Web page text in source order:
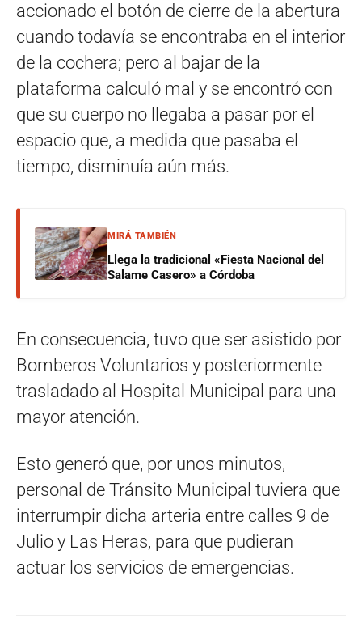
accionado el botón de cierre de la abertura
cuando todavía se encontraba en el interior
de la cochera; pero al bajar de la
plataforma calculó mal y se encontró con
que su cuerpo no llegaba a pasar por el
espacio que, a medida que pasaba el
tiempo, disminuía aún más.
MIRÁ TAMBIÉN
Llega la tradicional «Fiesta Nacional del
Salame Casero» a Córdoba
En consecuencia, tuvo que ser asistido por
Bomberos Voluntarios y posteriormente
trasladado al Hospital Municipal para una
mayor atención.
Esto generó que, por unos minutos,
personal de Tránsito Municipal tuviera que
interrumpir dicha arteria entre calles 9 de
Julio y Las Heras, para que pudieran
actuar los servicios de emergencias.